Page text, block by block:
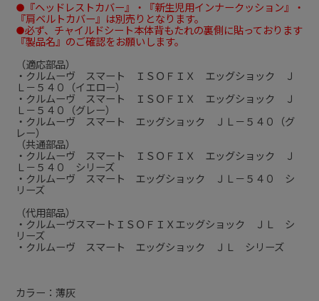
●『ヘッドレストカバー』・『新生児用インナークッション』・
『肩ベルトカバー』は別売りとなります。
●必ず、チャイルドシート本体背もたれの裏側に貼っております
『製品名』のご確認をお願いします。
（適応部品）
・クルムーヴ スマート ＩＳＯＦＩＸ エッグショック Ｊ
Ｌ－５４０（イエロー）
・クルムーヴ スマート ＩＳＯＦＩＸ エッグショック Ｊ
Ｌ－５４０（グレー）
・クルムーヴ スマート エッグショック ＪＬ－５４０（グ
レー）
（共通部品）
・クルムーヴ スマート ＩＳＯＦＩＸ エッグショック Ｊ
Ｌ－５４０ シリーズ
・クルムーヴ スマート エッグショック ＪＬ－５４０ シ
リーズ
（代用部品）
・クルムーヴスマートＩＳＯＦＩＸエッグショック ＪＬ シ
リーズ
・クルムーヴ スマート エッグショック ＪＬ シリーズ
カラー：薄灰